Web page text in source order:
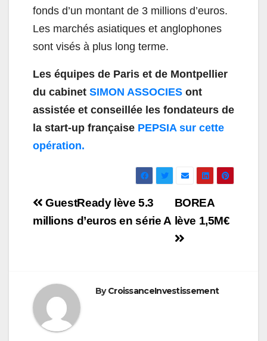
fonds d’un montant de 3 millions d’euros.
Les marchés asiatiques et anglophones
sont visés à plus long terme.
Les équipes de Paris et de Montpellier
du cabinet SIMON ASSOCIES ont
assistée et conseillée les fondateurs de
la start-up française PEPSIA sur cette
opération.
Navigation
de
BOREA
lève 1,5M€
GuestReady lève 5.3
millions d’euros en série A
ByCroissanceInvestissement